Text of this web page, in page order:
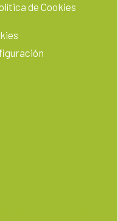
de Cookies